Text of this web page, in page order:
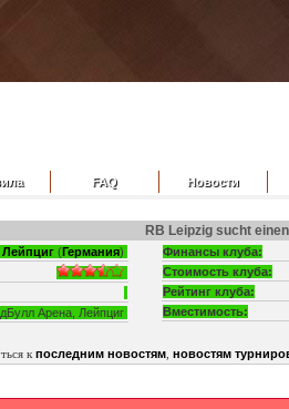
FAQ Новости
RB Leipzig sucht
(Германия)
Арена, Лейпциг
Финансы клуба:
Стоимость клуба:
Рейтинг клуба:
Вместимость:
к последним новостям новостям